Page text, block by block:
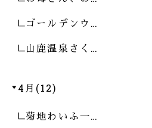
ゴールデンウ…
山鹿温泉さく…
4月(12)
菊地わいふ一…